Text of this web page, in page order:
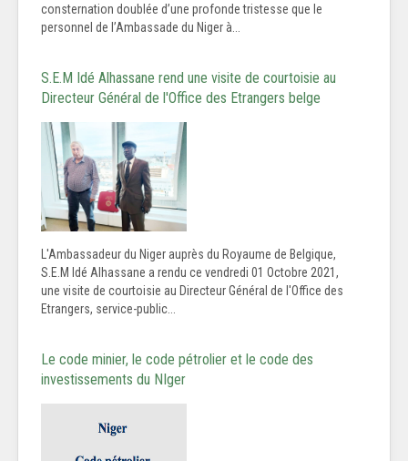
consternation doublée d’une profonde tristesse que le
personnel de l’Ambassade du Niger à...
S.E.M Idé Alhassane rend une visite de courtoisie au
Directeur Général de l'Office des Etrangers belge
L'Ambassadeur du Niger auprès du Royaume de Belgique,
S.E.M Idé Alhassane a rendu ce vendredi 01 Octobre 2021,
une visite de courtoisie au Directeur Général de l'Office des
Etrangers, service-public...
Le code minier, le code pétrolier et le code des
investissements du NIger